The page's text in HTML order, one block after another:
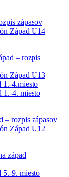
zápasov
Západ U14
– rozpis
Západ U13
1.-4.miesto
1.-4. miesto
– rozpis zápasov
Západ U12
západ
5.-9. miesto